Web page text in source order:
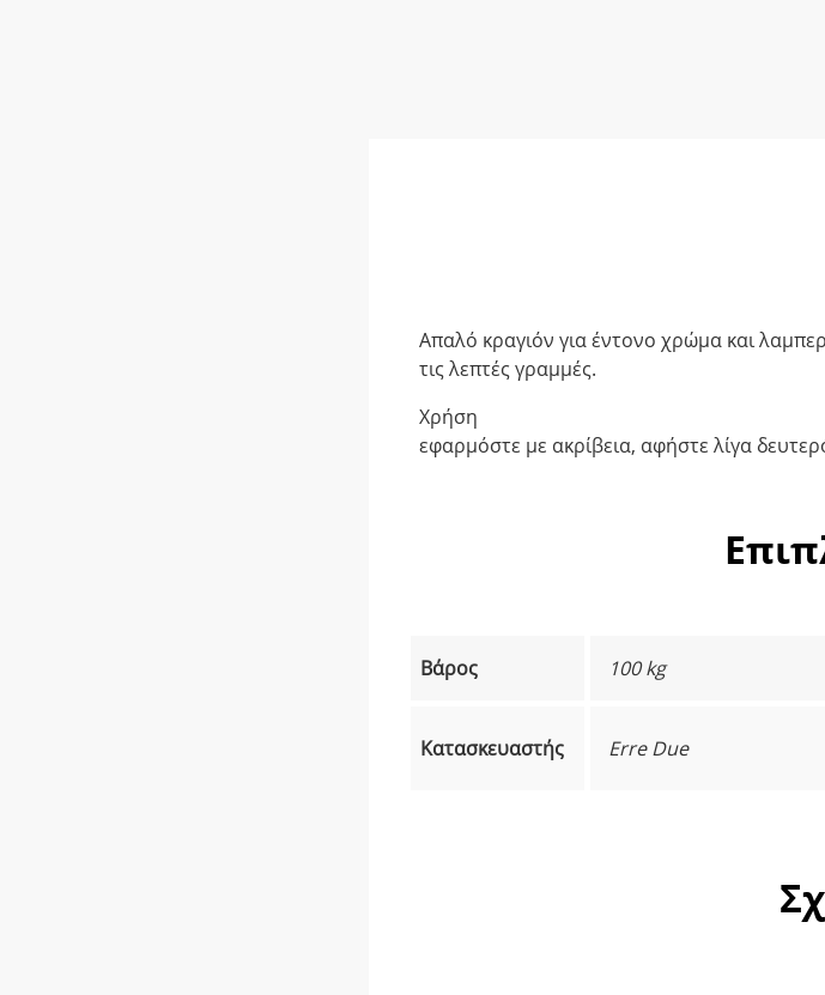
Απαλό κραγιόν για έντονο χρώμα και
τις λεπτές γραμμές.
Χρήση
εφαρμόστε με ακρίβεια, αφήστε λίγα
Βάρος 100 kg
Κατασκευαστής Erre Due